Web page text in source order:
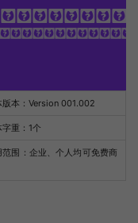
版本：Version 001.002
字重：1个
范围：企业、个人均可免费商